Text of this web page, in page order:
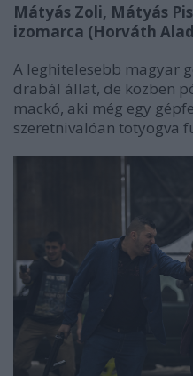
Mátyás Zoli, Mátyás
izomarca (Horváth
A leghitelesebb magyar
drabál állat, de közben
mackó, aki még egy
szeretnivalóan totyogva